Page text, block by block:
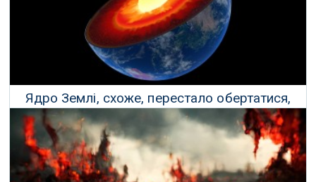
Ядро Землі, схоже, перестало обертатися,
вважають вчені
26 Січня 2023 р.